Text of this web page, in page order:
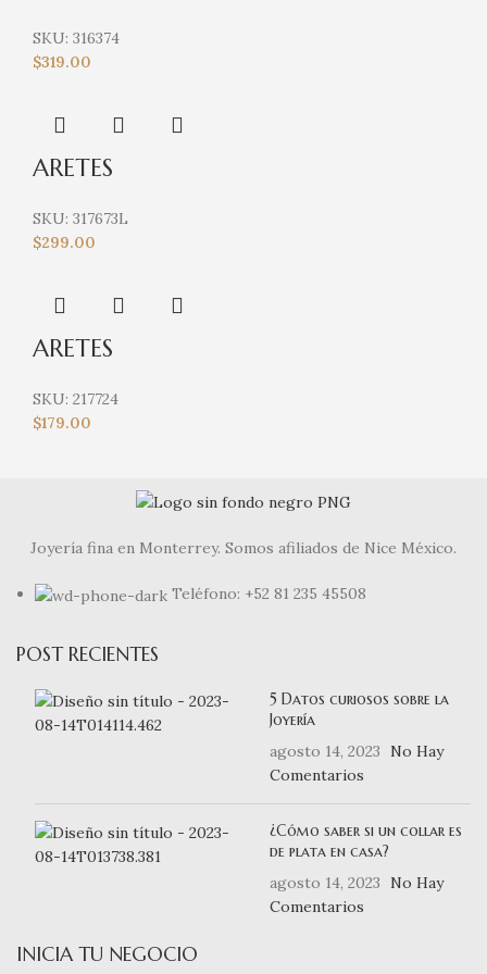
SKU: 316374
$319.00
ARETES
SKU: 317673L
$299.00
ARETES
SKU: 217724
$179.00
Joyería fina en Monterrey. Somos afiliados de Nice México.
Teléfono: +52 81 235 45508
POST RECIENTES
5 Datos curiosos sobre la
Joyería
agosto 14, 2023
No Hay
Comentarios
¿Cómo saber si un collar es
de plata en casa?
agosto 14, 2023
No Hay
Comentarios
INICIA TU NEGOCIO